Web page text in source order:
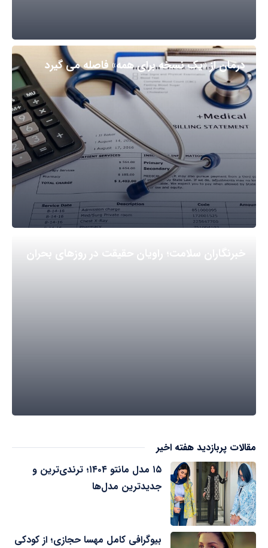
درمان از «یک نسخه برای همه» فاصله می گیرد
خبرنگاران سلامت؛ راویان حقیقت در روزهای بحران
مقالات پربازدید هفته اخیر
۱۵ مدل مانتو ۱۴۰۴؛ ترندی‌ترین و
جدیدترین مدل‌ها
بیوگرافی کامل مهسا حجازی؛ از کودکی